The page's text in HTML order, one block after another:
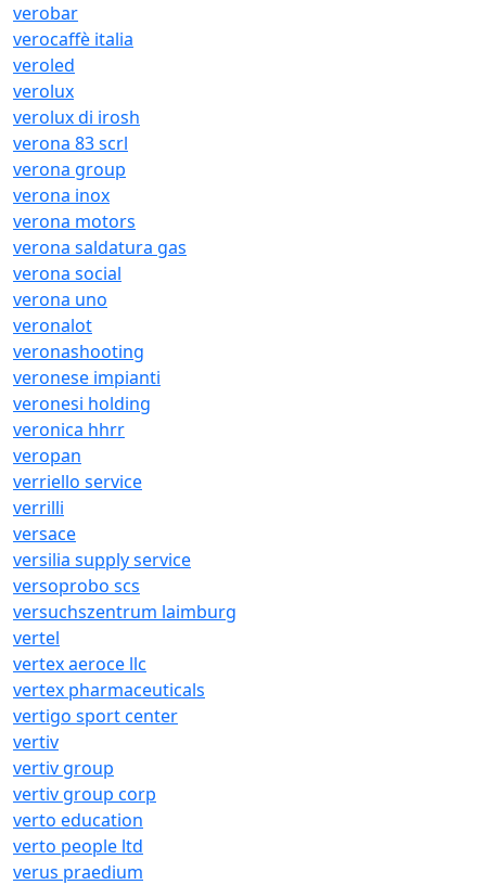
verobar
verocaffè italia
veroled
verolux
verolux di irosh
verona 83 scrl
verona group
verona inox
verona motors
verona saldatura gas
verona social
verona uno
veronalot
veronashooting
veronese impianti
veronesi holding
veronica hhrr
veropan
verriello service
verrilli
versace
versilia supply service
versoprobo scs
versuchszentrum laimburg
vertel
vertex aeroce llc
vertex pharmaceuticals
vertigo sport center
vertiv
vertiv group
vertiv group corp
verto education
verto people ltd
verus praedium